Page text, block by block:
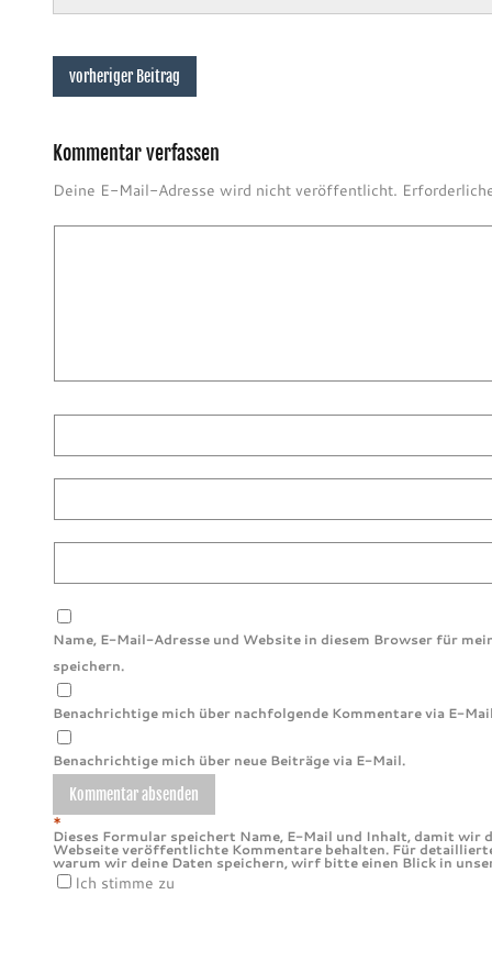
vorheriger Beitrag
Kommentar verfassen
Deine E-Mail-Adresse wird nicht veröffentlicht.
Name, E-Mail-Adresse und Website in diesem Browser für
speichern.
Benachrichtige mich über nachfolgende Kommentare via E-
Benachrichtige mich über neue Beiträge via E-Mail.
*
Dieses Formular speichert Name, E-Mail und Inhalt, damit wir
Webseite veröffentlichte Kommentare behalten. Für
warum wir deine Daten speichern, wirf bitte einen Blick in
Ich stimme zu